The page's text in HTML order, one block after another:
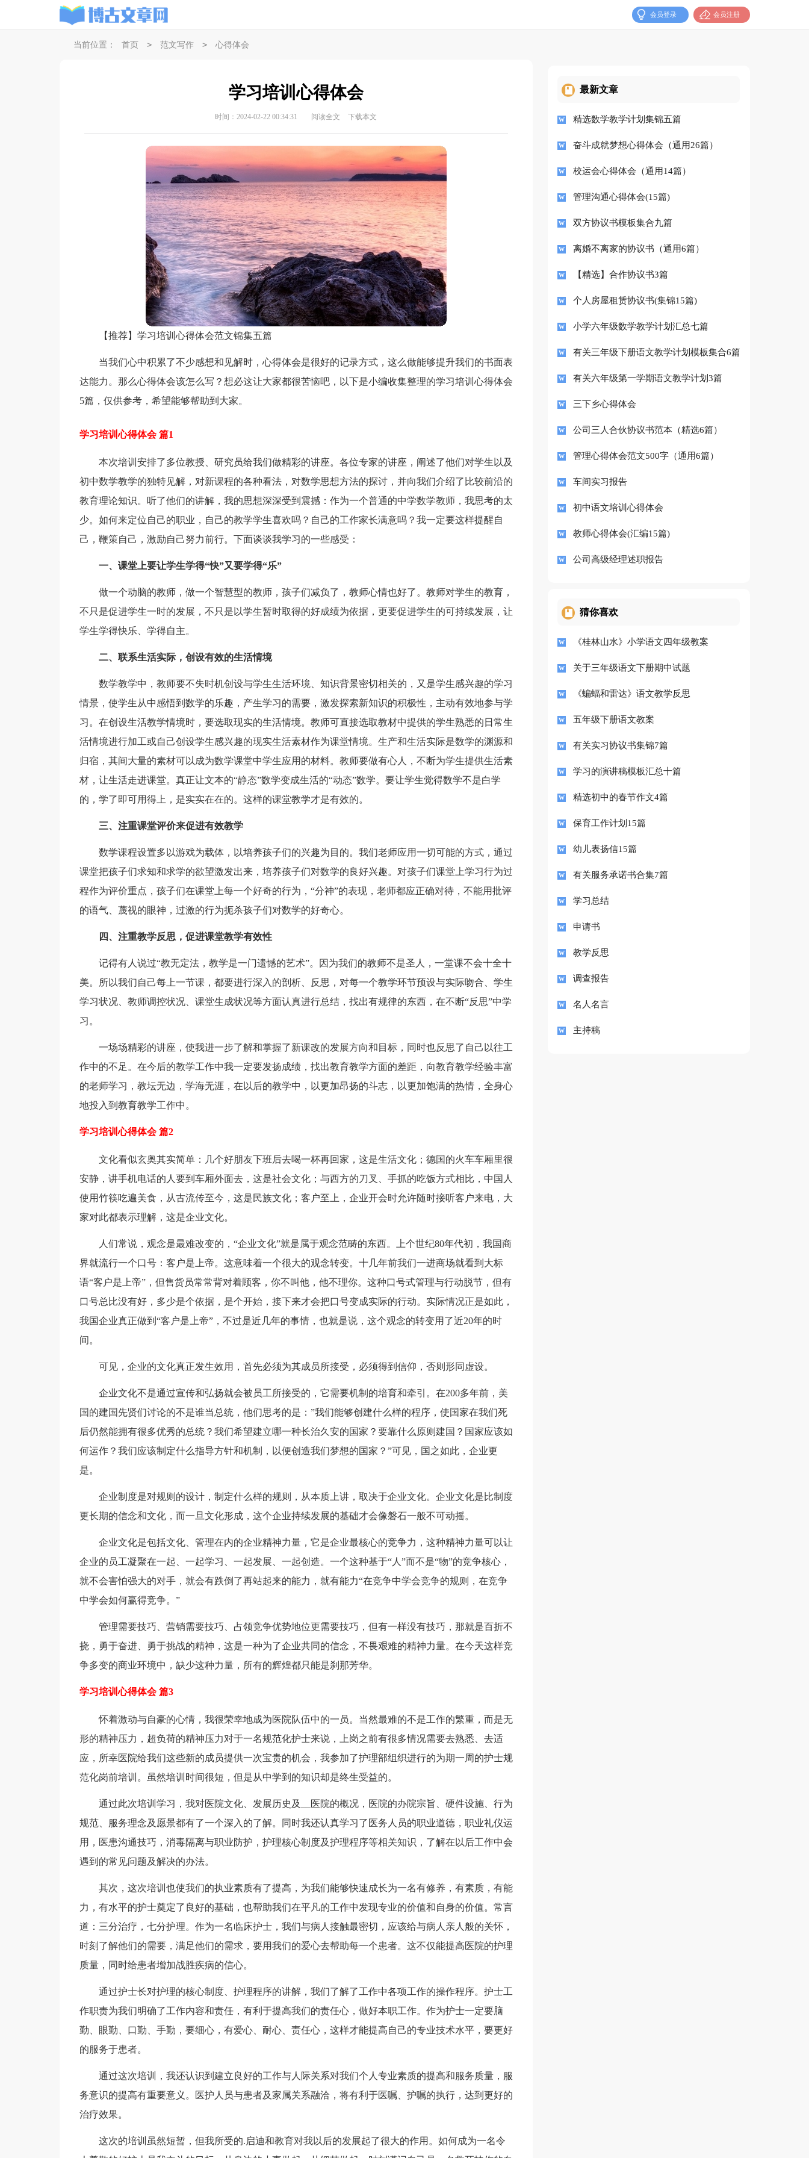
会员登录 会员注册
当前位置： 首页 > 范文写作 > 心得体会
学习培训心得体会
时间：2024-02-22 00:34:31 阅读全文 下载本文
【推荐】学习培训心得体会范文锦集五篇
当我们心中积累了不少感想和见解时，心得体会是很好的记录方式，这么做能够提升我们的书面表
达能力。那么心得体会该怎么写？想必这让大家都很苦恼吧，以下是小编收集整理的学习培训心得体会
5篇，仅供参考，希望能够帮助到大家。
学习培训心得体会 篇1
本次培训安排了多位教授、研究员给我们做精彩的讲座。各位专家的讲座，阐述了他们对学生以及
初中数学教学的独特见解，对新课程的各种看法，对数学思想方法的探讨，并向我们介绍了比较前沿的
教育理论知识。听了他们的讲解，我的思想深深受到震撼：作为一个普通的中学数学教师，我思考的太
少。如何来定位自己的职业，自己的教学学生喜欢吗？自己的工作家长满意吗？我一定要这样提醒自
己，鞭策自己，激励自己努力前行。下面谈谈我学习的一些感受：
一、课堂上要让学生学得“快”又要学得“乐”
做一个动脑的教师，做一个智慧型的教师，孩子们减负了，教师心情也好了。教师对学生的教育，
不只是促进学生一时的发展，不只是以学生暂时取得的好成绩为依据，更要促进学生的可持续发展，让
学生学得快乐、学得自主。
二、联系生活实际，创设有效的生活情境
数学教学中，教师要不失时机创设与学生生活环境、知识背景密切相关的，又是学生感兴趣的学习
情景，使学生从中感悟到数学的乐趣，产生学习的需要，激发探索新知识的积极性，主动有效地参与学
习。在创设生活教学情境时，要选取现实的生活情境。教师可直接选取教材中提供的学生熟悉的日常生
活情境进行加工或自己创设学生感兴趣的现实生活素材作为课堂情境。生产和生活实际是数学的渊源和
归宿，其间大量的素材可以成为数学课堂中学生应用的材料。教师要做有心人，不断为学生提供生活素
材，让生活走进课堂。真正让文本的“静态”数学变成生活的“动态”数学。要让学生觉得数学不是白学
的，学了即可用得上，是实实在在的。这样的课堂教学才是有效的。
三、注重课堂评价来促进有效教学
数学课程设置多以游戏为载体，以培养孩子们的兴趣为目的。我们老师应用一切可能的方式，通过
课堂把孩子们求知和求学的欲望激发出来，培养孩子们对数学的良好兴趣。对孩子们课堂上学习行为过
程作为评价重点，孩子们在课堂上每一个好奇的行为，“分神”的表现，老师都应正确对待，不能用批评
的语气、蔑视的眼神，过激的行为扼杀孩子们对数学的好奇心。
四、注重教学反思，促进课堂教学有效性
记得有人说过“教无定法，教学是一门遗憾的艺术”。因为我们的教师不是圣人，一堂课不会十全十
美。所以我们自己每上一节课，都要进行深入的剖析、反思，对每一个教学环节预设与实际吻合、学生
学习状况、教师调控状况、课堂生成状况等方面认真进行总结，找出有规律的东西，在不断“反思”中学
习。
一场场精彩的讲座，使我进一步了解和掌握了新课改的发展方向和目标，同时也反思了自己以往工
作中的不足。在今后的教学工作中我一定要发扬成绩，找出教育教学方面的差距，向教育教学经验丰富
的老师学习，教坛无边，学海无涯，在以后的教学中，以更加昂扬的斗志，以更加饱满的热情，全身心
地投入到教育教学工作中。
学习培训心得体会 篇2
文化看似玄奥其实简单：几个好朋友下班后去喝一杯再回家，这是生活文化；德国的火车车厢里很
安静，讲手机电话的人要到车厢外面去，这是社会文化；与西方的刀叉、手抓的吃饭方式相比，中国人
使用竹筷吃遍美食，从古流传至今，这是民族文化；客户至上，企业开会时允许随时接听客户来电，大
家对此都表示理解，这是企业文化。
人们常说，观念是最难改变的，“企业文化”就是属于观念范畴的东西。上个世纪80年代初，我国商
界就流行一个口号：客户是上帝。这意味着一个很大的观念转变。十几年前我们一进商场就看到大标
语“客户是上帝”，但售货员常常背对着顾客，你不叫他，他不理你。这种口号式管理与行动脱节，但有
口号总比没有好，多少是个依据，是个开始，接下来才会把口号变成实际的行动。实际情况正是如此，
我国企业真正做到“客户是上帝”，不过是近几年的事情，也就是说，这个观念的转变用了近20年的时
间。
可见，企业的文化真正发生效用，首先必须为其成员所接受，必须得到信仰，否则形同虚设。
企业文化不是通过宣传和弘扬就会被员工所接受的，它需要机制的培育和牵引。在200多年前，美
国的建国先贤们讨论的不是谁当总统，他们思考的是：”我们能够创建什么样的程序，使国家在我们死
后仍然能拥有很多优秀的总统？我们希望建立哪一种长治久安的国家？要靠什么原则建国？国家应该如
何运作？我们应该制定什么指导方针和机制，以便创造我们梦想的国家？”可见，国之如此，企业更
是。
企业制度是对规则的设计，制定什么样的规则，从本质上讲，取决于企业文化。企业文化是比制度
更长期的信念和文化，而一旦文化形成，这个企业持续发展的基础才会像磐石一般不可动摇。
企业文化是包括文化、管理在内的企业精神力量，它是企业最核心的竞争力，这种精神力量可以让
企业的员工凝聚在一起、一起学习、一起发展、一起创造。一个这种基于“人”而不是“物”的竞争核心，
就不会害怕强大的对手，就会有跌倒了再站起来的能力，就有能力“在竞争中学会竞争的规则，在竞争
中学会如何赢得竞争。”
管理需要技巧、营销需要技巧、占领竞争优势地位更需要技巧，但有一样没有技巧，那就是百折不
挠，勇于奋进、勇于挑战的精神，这是一种为了企业共同的信念，不畏艰难的精神力量。在今天这样竞
争多变的商业环境中，缺少这种力量，所有的辉煌都只能是刹那芳华。
学习培训心得体会 篇3
怀着激动与自豪的心情，我很荣幸地成为医院队伍中的一员。当然最难的不是工作的繁重，而是无
形的精神压力，超负荷的精神压力对于一名规范化护士来说，上岗之前有很多情况需要去熟悉、去适
应，所幸医院给我们这些新的成员提供一次宝贵的机会，我参加了护理部组织进行的为期一周的护士规
范化岗前培训。虽然培训时间很短，但是从中学到的知识却是终生受益的。
通过此次培训学习，我对医院文化、发展历史及__医院的概况，医院的办院宗旨、硬件设施、行为
规范、服务理念及愿景都有了一个深入的了解。同时我还认真学习了医务人员的职业道德，职业礼仪运
用，医患沟通技巧，消毒隔离与职业防护，护理核心制度及护理程序等相关知识，了解在以后工作中会
遇到的常见问题及解决的办法。
其次，这次培训也使我们的执业素质有了提高，为我们能够快速成长为一名有修养，有素质，有能
力，有水平的护士奠定了良好的基础，也帮助我们在平凡的工作中发现专业的价值和自身的价值。常言
道：三分治疗，七分护理。作为一名临床护士，我们与病人接触最密切，应该给与病人亲人般的关怀，
时刻了解他们的需要，满足他们的需求，要用我们的爱心去帮助每一个患者。这不仅能提高医院的护理
质量，同时给患者增加战胜疾病的信心。
通过护士长对护理的核心制度、护理程序的讲解，我们了解了工作中各项工作的操作程序。护士工
作职责为我们明确了工作内容和责任，有利于提高我们的责任心，做好本职工作。作为护士一定要脑
勤、眼勤、口勤、手勤，要细心，有爱心、耐心、责任心，这样才能提高自己的专业技术水平，要更好
的服务于患者。
通过这次培训，我还认识到建立良好的工作与人际关系对我们个人专业素质的提高和服务质量，服
务意识的提高有重要意义。医护人员与患者及家属关系融洽，将有利于医嘱、护嘱的执行，达到更好的
治疗效果。
这次的培训虽然短暂，但我所受的.启迪和教育对我以后的发展起了很大的作用。如何成为一名令
最新文章
精选数学教学计划集锦五篇
奋斗成就梦想心得体会（通用26篇）
校运会心得体会（通用14篇）
管理沟通心得体会(15篇)
双方协议书模板集合九篇
离婚不离家的协议书（通用6篇）
【精选】合作协议书3篇
个人房屋租赁协议书(集锦15篇)
小学六年级数学教学计划汇总七篇
有关三年级下册语文教学计划模板集合6篇
有关六年级第一学期语文教学计划3篇
三下乡心得体会
公司三人合伙协议书范本（精选6篇）
管理心得体会范文500字（通用6篇）
车间实习报告
初中语文培训心得体会
教师心得体会(汇编15篇)
公司高级经理述职报告
猜你喜欢
《桂林山水》小学语文四年级教案
关于三年级语文下册期中试题
《蝙蝠和雷达》语文教学反思
五年级下册语文教案
有关实习协议书集锦7篇
学习的演讲稿模板汇总十篇
精选初中的春节作文4篇
保育工作计划15篇
幼儿表扬信15篇
有关服务承诺书合集7篇
学习总结
申请书
教学反思
调查报告
名人名言
主持稿